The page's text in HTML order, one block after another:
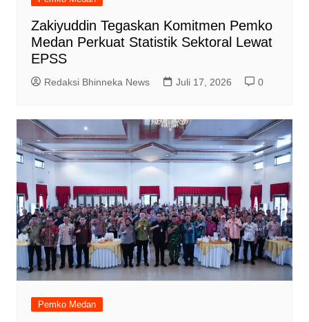
Zakiyuddin Tegaskan Komitmen Pemko
Medan Perkuat Statistik Sektoral Lewat
EPSS
Redaksi Bhinneka News Juli 17, 2026 0
Pemko Medan